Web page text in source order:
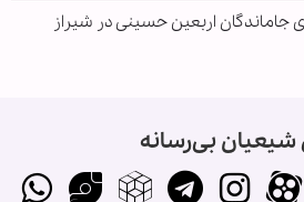
جاماندگان اربعین حسینی در شیراز
بی‌رسانه